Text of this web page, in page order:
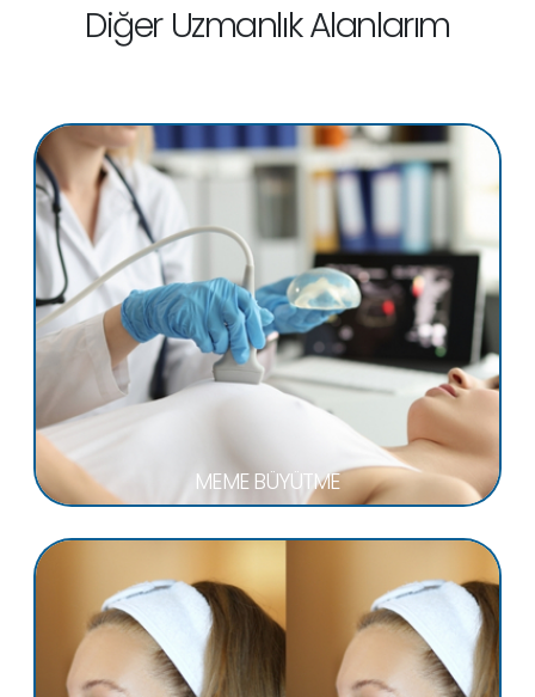
Diğer Uzmanlık Alanlarım
MEME BÜYÜTME